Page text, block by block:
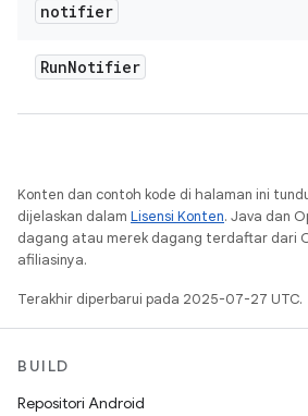
notifier
RunNotifier
Konten dan contoh kode di halaman ini
dijelaskan dalam Lisensi Konten. Java dan
dagang atau merek dagang terdaftar dari
afiliasinya.
Terakhir diperbarui pada 2025-07-27 UTC.
BUILD
Repositori Android